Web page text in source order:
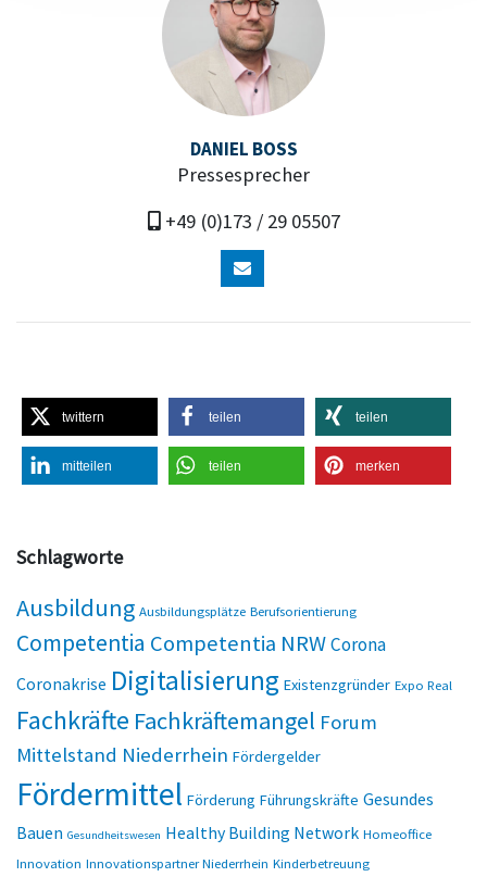
DANIEL BOSS
Pressesprecher
+49 (0)173 / 29 05507
twittern teilen teilen
mitteilen teilen merken
Schlagworte
Ausbildung Ausbildungsplätze Berufsorientierung
Competentia Competentia NRWCorona
Coronakrise Digitalisierung Existenzgründer Expo Real
Fachkräfte Fachkräftemangel Forum
Mittelstand Niederrhein Fördergelder
Fördermittel Förderung Führungskräfte Gesundes
Bauen Gesundheitswesen Healthy Building Network Homeoffice
Innovation Innovationspartner Niederrhein Kinderbetreuung